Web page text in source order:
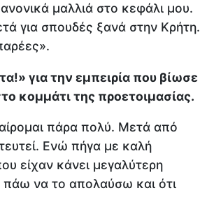
μαλλιά στο κεφάλι μου.
για σπουδές ξανά στην Κρήτη.
για την εμπειρία που βίωσε
κομμάτι της προετοιμασίας.
πάρα πολύ. Μετά από
Ενώ πήγα με καλή
είχαν κάνει μεγαλύτερη
πάω να το απολαύσω και ότι